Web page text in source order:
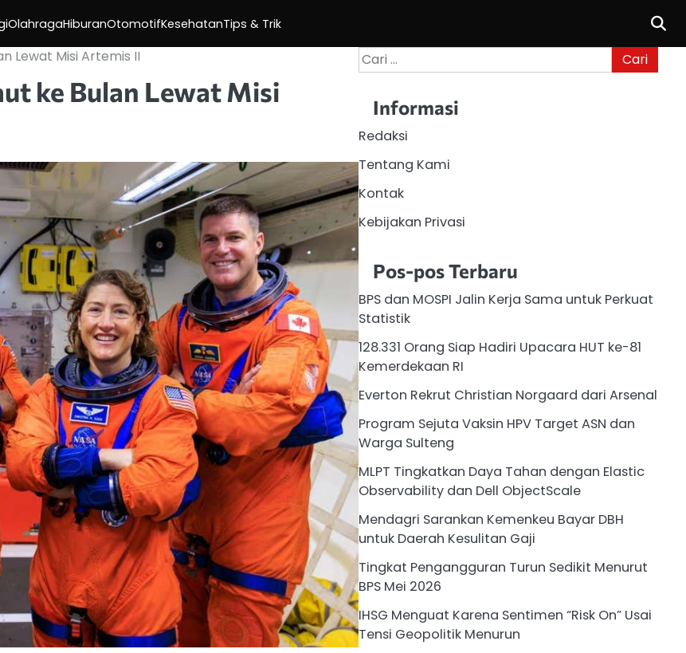
OlahragaHiburanOtomotifKesehatanTips & Trik
Lewat Misi Artemis II
ke Bulan Lewat Misi
Cari
untuk:
Informasi
Redaksi
Tentang Kami
Kontak
Kebijakan Privasi
Pos-pos Terbaru
BPS dan MOSPI Jalin Kerja Sama untuk Perkuat
Statistik
128.331 Orang Siap Hadiri Upacara HUT ke-81
Kemerdekaan RI
Everton Rekrut Christian Norgaard dari Arsenal
Program Sejuta Vaksin HPV Target ASN dan
Warga Sulteng
MLPT Tingkatkan Daya Tahan dengan Elastic
Observability dan Dell ObjectScale
Mendagri Sarankan Kemenkeu Bayar DBH
untuk Daerah Kesulitan Gaji
Tingkat Pengangguran Turun Sedikit Menurut
BPS Mei 2026
IHSG Menguat Karena Sentimen “Risk On” Usai
Tensi Geopolitik Menurun